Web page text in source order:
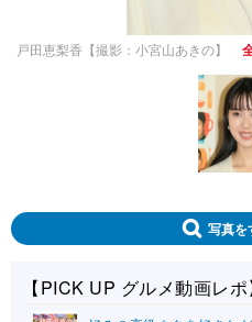
戸田恵梨香【撮影：小宮山あきの】
写真を
【PICK UP グルメ動画レポ